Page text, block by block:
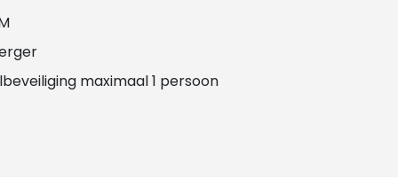
maximaal 1 persoon